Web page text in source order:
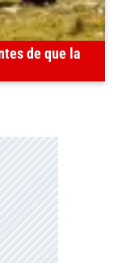
de que la